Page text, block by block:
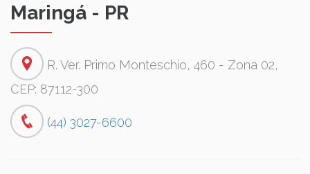
Maringá - PR
R. Ver. Primo Monteschio, 460 - Zona 02,
CEP: 87112-300
(44) 3027-6600